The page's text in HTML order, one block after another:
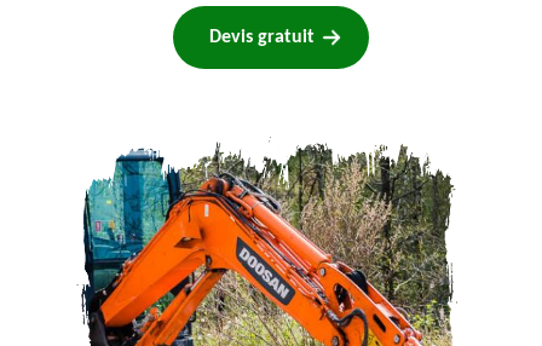
Devis gratuit